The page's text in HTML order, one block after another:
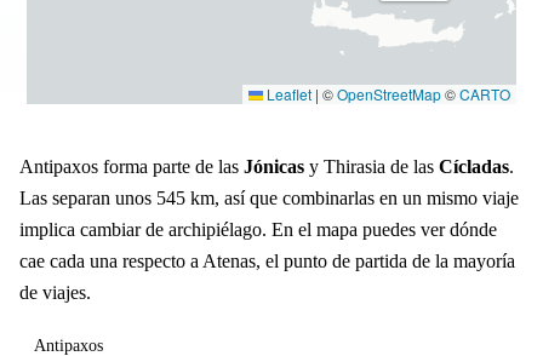
Leaflet | ©OpenStreetMap©CARTO
Antipaxos forma parte de las Jónicas y Thirasia de las Cícladas.
Las separan unos 545 km, así que combinarlas en un mismo viaje
implica cambiar de archipiélago. En el mapa puedes ver dónde
cae cada una respecto a Atenas, el punto de partida de la mayoría
de viajes.
Antipaxos